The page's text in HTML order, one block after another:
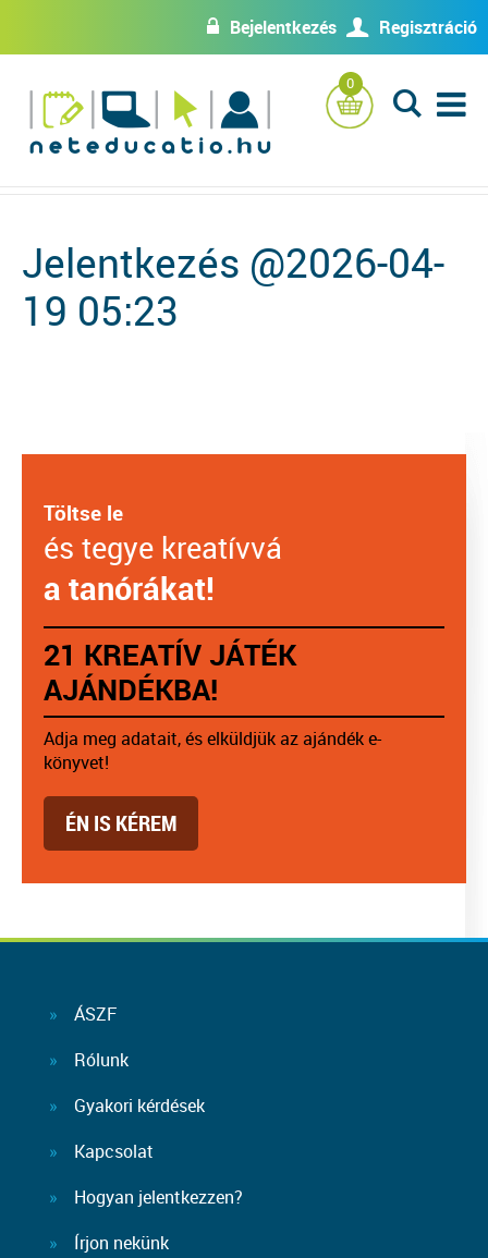
w Bejelentkezés U Regisztráció
0
L
Jelentkezés @2026-04-
19 05:23
Töltse le
és tegye kreatívvá
a tanórákat!
21 KREATÍV JÁTÉK
AJÁNDÉKBA!
Adja meg adatait, és elküldjük az ajándék e-
könyvet!
ÉN IS KÉREM
ÁSZF
Rólunk
Gyakori kérdések
Kapcsolat
Hogyan jelentkezzen?
Írjon nekünk